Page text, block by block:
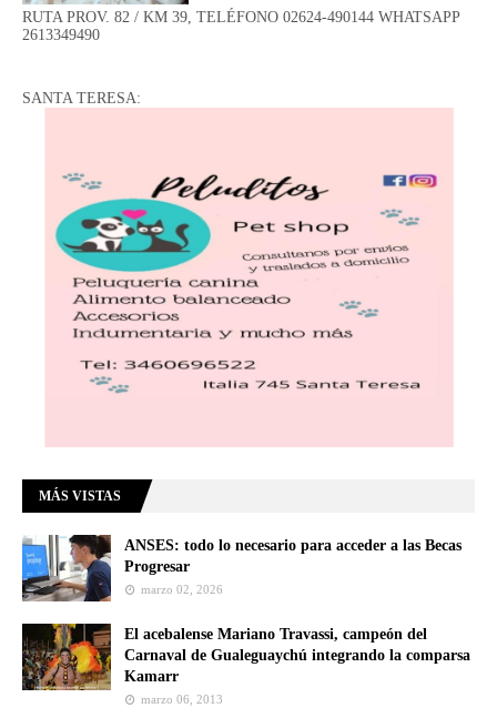
RUTA PROV. 82 / KM 39, TELÉFONO 02624-490144 WHATSAPP
2613349490
SANTA TERESA:
MÁS VISTAS
ANSES: todo lo necesario para acceder a las Becas
Progresar
marzo 02, 2026
El acebalense Mariano Travassi, campeón del
Carnaval de Gualeguaychú integrando la comparsa
Kamarr
marzo 06, 2013